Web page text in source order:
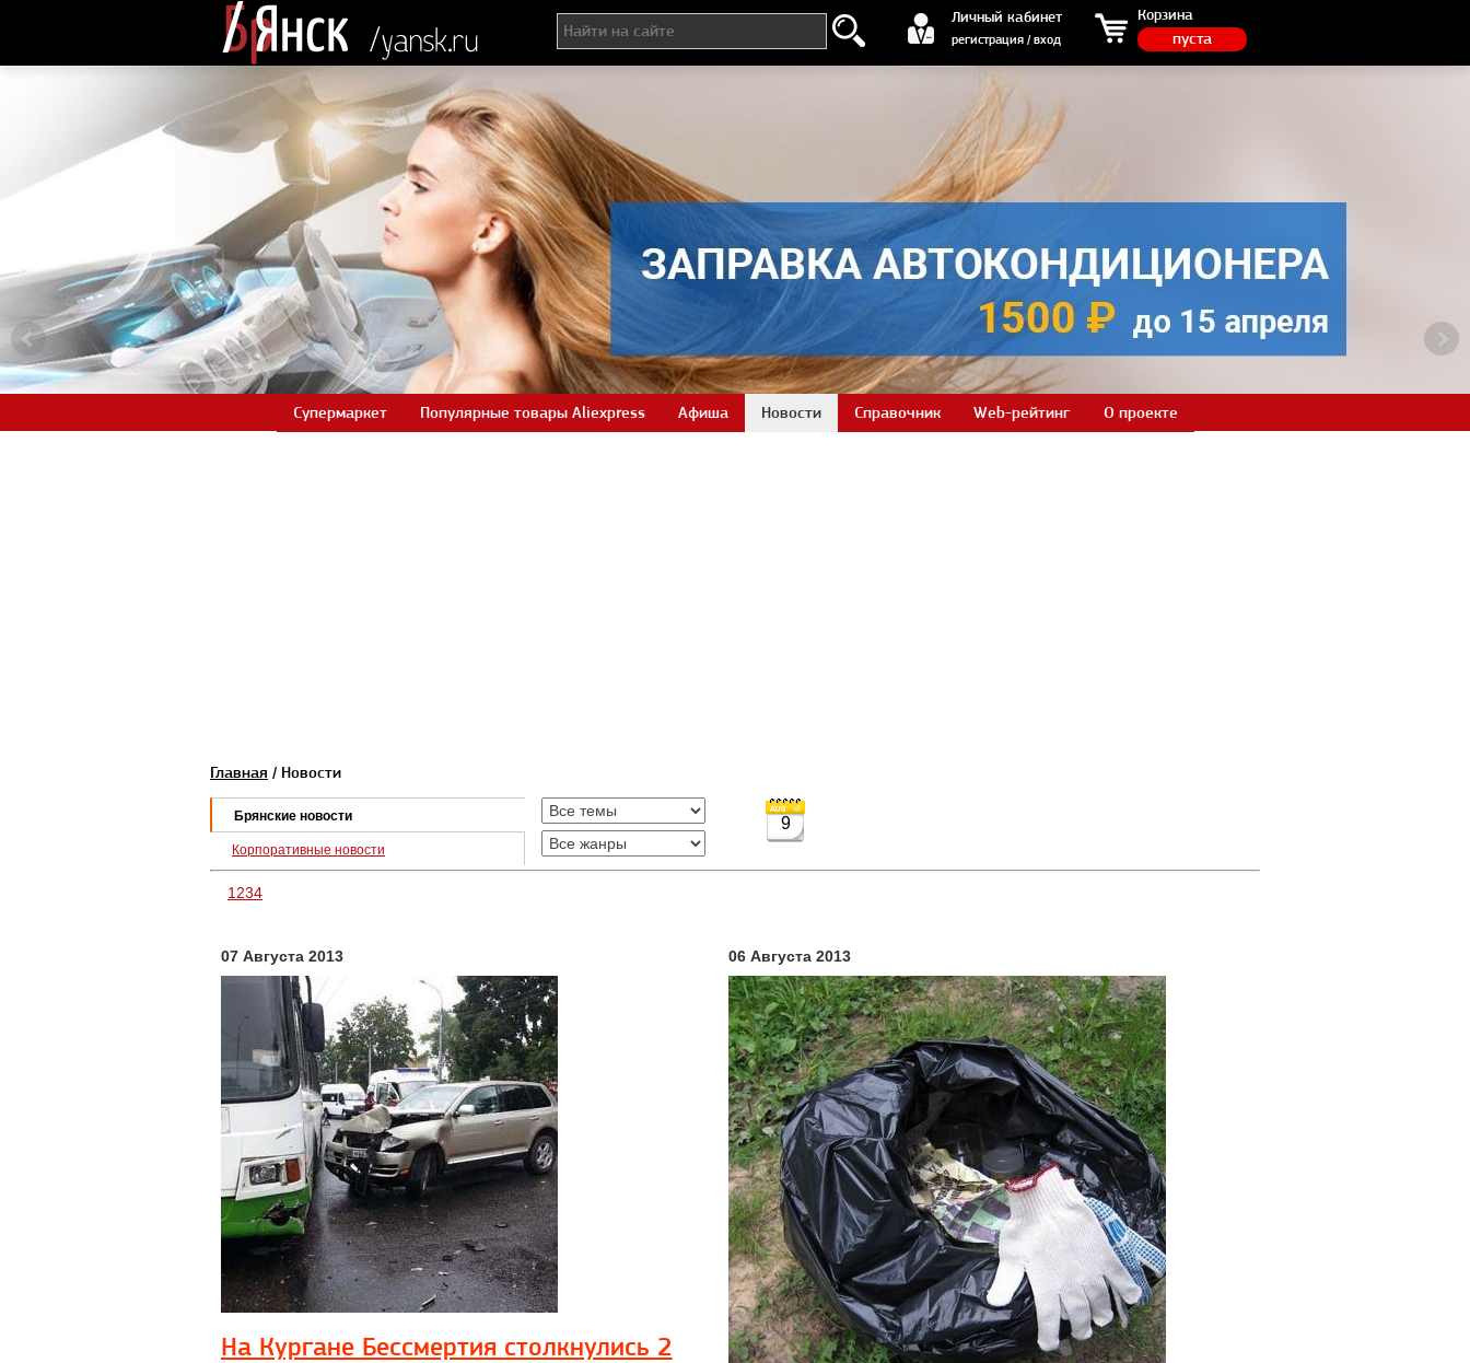
Личный кабинет
регистрация / вход
регистрация / вход Корзина
пуста
Супермаркет Популярные товары Aliexpress Афиша Новости Справочник Web-рейтинг О проекте
Главная / Новости
Брянские новости
Корпоративные новости
9
1 234
07 Августа 2013
На Кургане Бессмертия столкнулись 2
06 Августа 2013